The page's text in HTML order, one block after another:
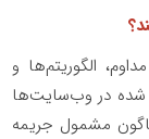
الگوریتم‌ها و
در وب‌سایت‌ها
مشمول جریمه